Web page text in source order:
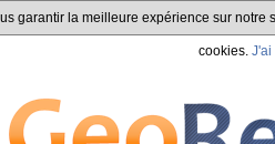
garantir la meilleure expérience sur
cookies. J'ai